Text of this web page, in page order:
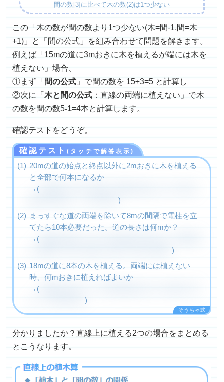
間の数[3]に比べて木の数(2)は1つ少ない
この「木の数が間の数より1つ少ない(木=間-1,間=木
+1)」と「間の公式」を組み合わせて問題を解きます。
例えば「15mの道に3mおきに木を植えるが端には木を
植えない」場合、
①まず「間の公式」で間の数を 15÷3=5 と計算し
②次に「木と間の公式：直線の両端に植えない」で木
の数を間の数5-1=4本と計算します。
確認テストをどうぞ。
確認テスト(タッチで解答表示)
20mの道の始点と終点以外に2mおきに木を植える
と全部で何本になるか
→(
)
まっすぐな道の両端を除いて8mの間隔で電柱を立
てたら10本必要だった。道の長さは何mか？
→(
)
18mの道に8本の木を植える。両端には植えない
時、何mおきに植えればよいか
→(
)
分かりましたか？直線上に植える2つの場合をまとめる
とこうなります。